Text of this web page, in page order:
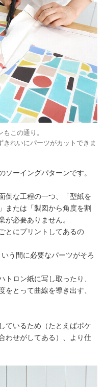
この通り。
れいにパーツがカットできま
ーイングパターンです。
倒な工程の一つ、「型紙を
または「製図から角度を割
が必要ありません。
とにプリントしてあるの
う間に必要なパーツがそろ
ロン紙に写し取ったり、
をとって曲線を導き出す、
ているため（たとえばポケ
わせがしてある）、より仕